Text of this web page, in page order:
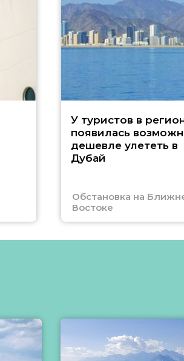
У туристов в
появилась
дешевле улететь в
Дубай
Обстановка на
Востоке